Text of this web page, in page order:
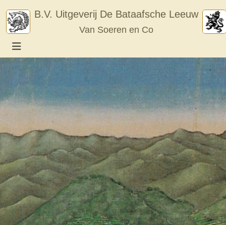
content
B.V. Uitgeverij De Bataafsche Leeuw
Van Soeren en Co